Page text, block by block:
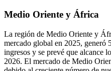
Medio Oriente y África
La región de Medio Oriente y
mercado global en 2025, generó
ingresos y se prevé que alcance
2026. El mercado de Medio